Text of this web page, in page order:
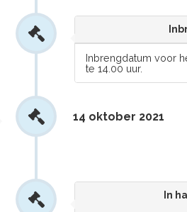
Inbrengdatum voor
te 14.00 uur.
14 oktober 2021
In